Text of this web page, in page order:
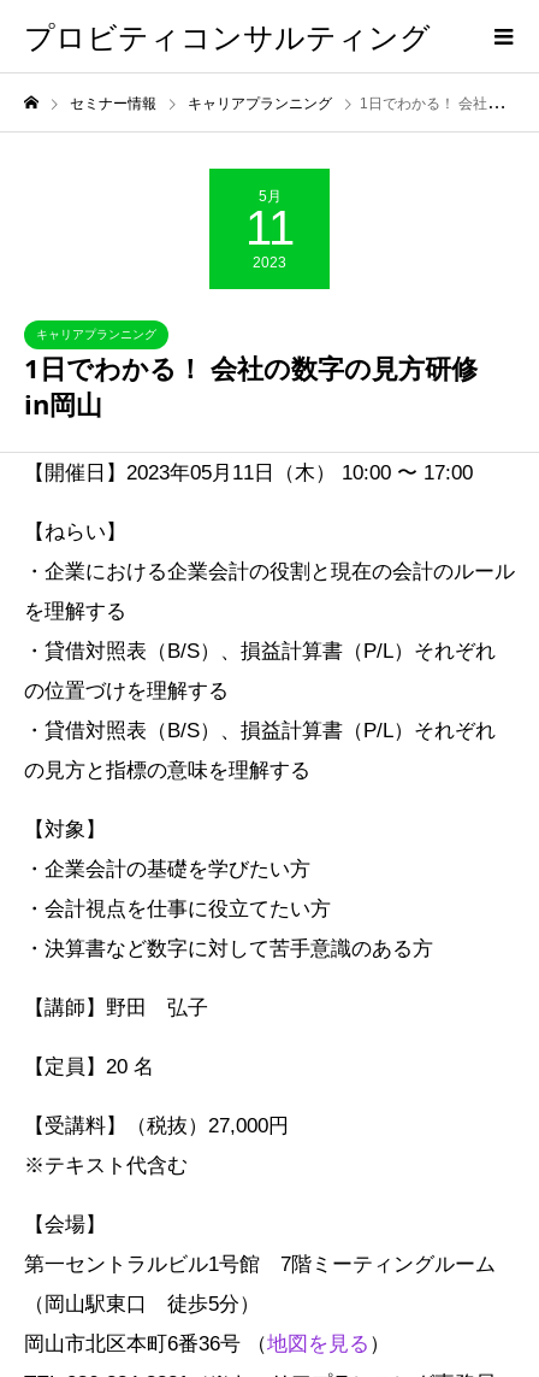
プロビティコンサルティング
セミナー情報 キャリアプランニング 1日でわかる！ 会社の数字の見方研修 in岡山
5月
11
2023
キャリアプランニング
1日でわかる！ 会社の数字の見方研修
in岡山
【開催日】2023年05月11日（木） 10:00 〜 17:00
【ねらい】
・企業における企業会計の役割と現在の会計のルール
を理解する
・貸借対照表（B/S）、損益計算書（P/L）それぞれ
の位置づけを理解する
・貸借対照表（B/S）、損益計算書（P/L）それぞれ
の見方と指標の意味を理解する
【対象】
・企業会計の基礎を学びたい方
・会計視点を仕事に役立てたい方
・決算書など数字に対して苦手意識のある方
【講師】野田 弘子
【定員】20 名
【受講料】（税抜）27,000円
※テキスト代含む
【会場】
第一セントラルビル1号館 7階ミーティングルーム
（岡山駅東口 徒歩5分）
岡山市北区本町6番36号 （地図を見る ）